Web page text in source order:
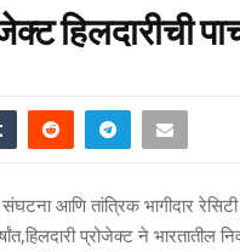
हिलदारीची
आणि तांत्रिक भागीदार रेसिटी
,हिलदारी प्रोजेक्ट ने भारतातील